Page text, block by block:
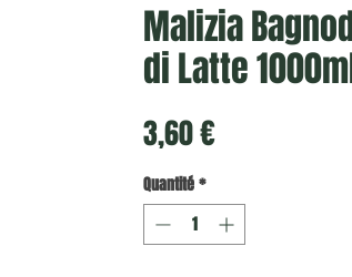
Malizia
di Latte
3,60 €Prix
Quantité*